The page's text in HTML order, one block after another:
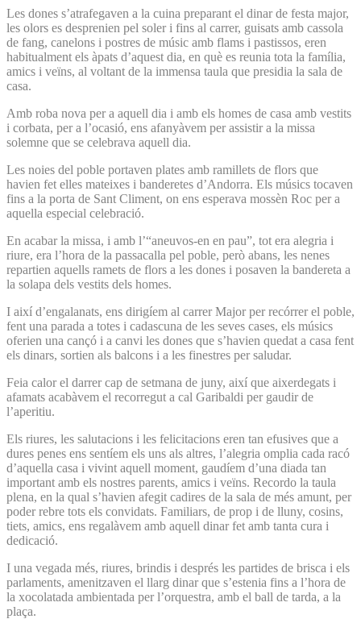
Les dones s’atrafegaven a la cuina preparant el dinar de festa major,
les olors es desprenien pel soler i fins al carrer, guisats amb cassola
de fang, canelons i postres de músic amb flams i pastissos, eren
habitualment els àpats d’aquest dia, en què es reunia tota la família,
amics i veïns, al voltant de la immensa taula que presidia la sala de
casa.
Amb roba nova per a aquell dia i amb els homes de casa amb vestits
i corbata, per a l’ocasió, ens afanyàvem per assistir a la missa
solemne que se celebrava aquell dia.
Les noies del poble portaven plates amb ramillets de flors que
havien fet elles mateixes i banderetes d’Andorra. Els músics tocaven
fins a la porta de Sant Climent, on ens esperava mossèn Roc per a
aquella especial celebració.
En acabar la missa, i amb l’“aneuvos-en en pau”, tot era alegria i
riure, era l’hora de la passacalla pel poble, però abans, les nenes
repartien aquells ramets de flors a les dones i posaven la bandereta a
la solapa dels vestits dels homes.
I així d’engalanats, ens dirigíem al carrer Major per recórrer el poble,
fent una parada a totes i cadascuna de les seves cases, els músics
oferien una cançó i a canvi les dones que s’havien quedat a casa fent
els dinars, sortien als balcons i a les finestres per saludar.
Feia calor el darrer cap de setmana de juny, així que aixerdegats i
afamats acabàvem el recorregut a cal Garibaldi per gaudir de
l’aperitiu.
Els riures, les salutacions i les felicitacions eren tan efusives que a
dures penes ens sentíem els uns als altres, l’alegria omplia cada racó
d’aquella casa i vivint aquell moment, gaudíem d’una diada tan
important amb els nostres parents, amics i veïns. Recordo la taula
plena, en la qual s’havien afegit cadires de la sala de més amunt, per
poder rebre tots els convidats. Familiars, de prop i de lluny, cosins,
tiets, amics, ens regalàvem amb aquell dinar fet amb tanta cura i
dedicació.
I una vegada més, riures, brindis i després les partides de brisca i els
parlaments, amenitzaven el llarg dinar que s’estenia fins a l’hora de
la xocolatada ambientada per l’orquestra, amb el ball de tarda, a la
plaça.